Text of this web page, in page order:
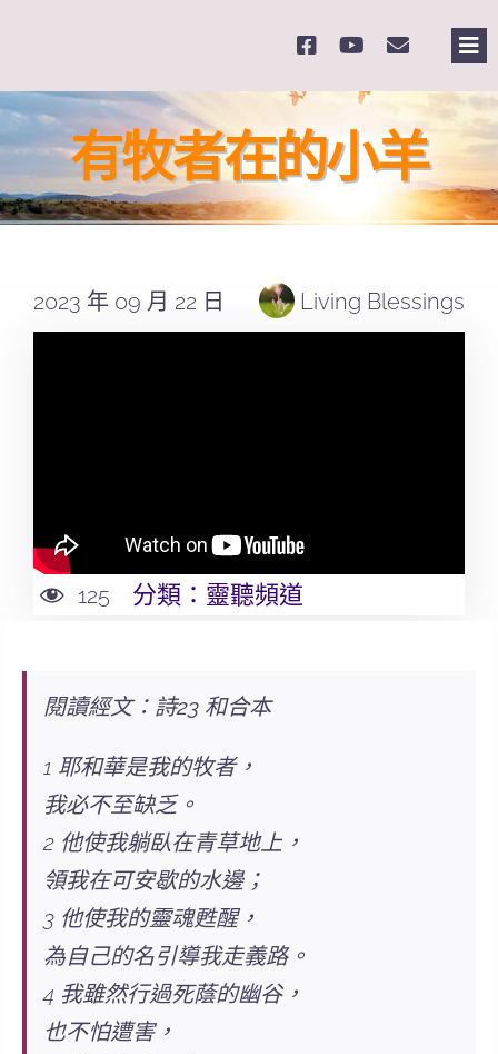
content
有牧者在的小羊
2023 年 09 月 22 日 Living Blessings
125 分類： 靈聽頻道
閱讀經文：詩23 和合本
1 耶和華是我的牧者，
我必不至缺乏。
2 他使我躺臥在青草地上，
領我在可安歇的水邊；
3 他使我的靈魂甦醒，
為自己的名引導我走義路。
4 我雖然行過死蔭的幽谷，
也不怕遭害，